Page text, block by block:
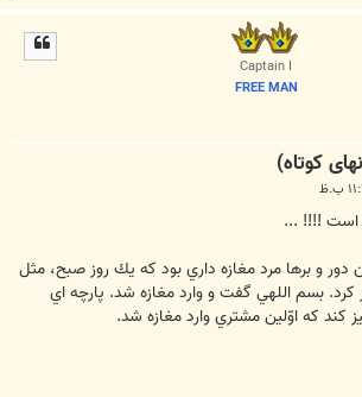
ا
Captain I
FREE MAN
است !!!! ...
و برها مرد مغازه داري بود كه يك روز صبح، مثل
كرد. بسم اللهي گفت و وارد مغازه شد. پارچه اي
كند كه اوّلين مشتري وارد مغازه شد.